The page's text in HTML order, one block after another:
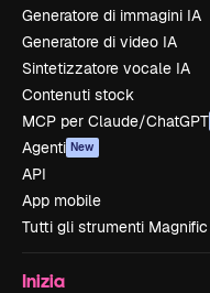
Generatore di immagini IA
Generatore di video IA
Sintetizzatore vocale IA
Contenuti stock
MCP per Claude/ChatGPT
Agenti New
API
App mobile
Tutti gli strumenti Magnific
Inizia